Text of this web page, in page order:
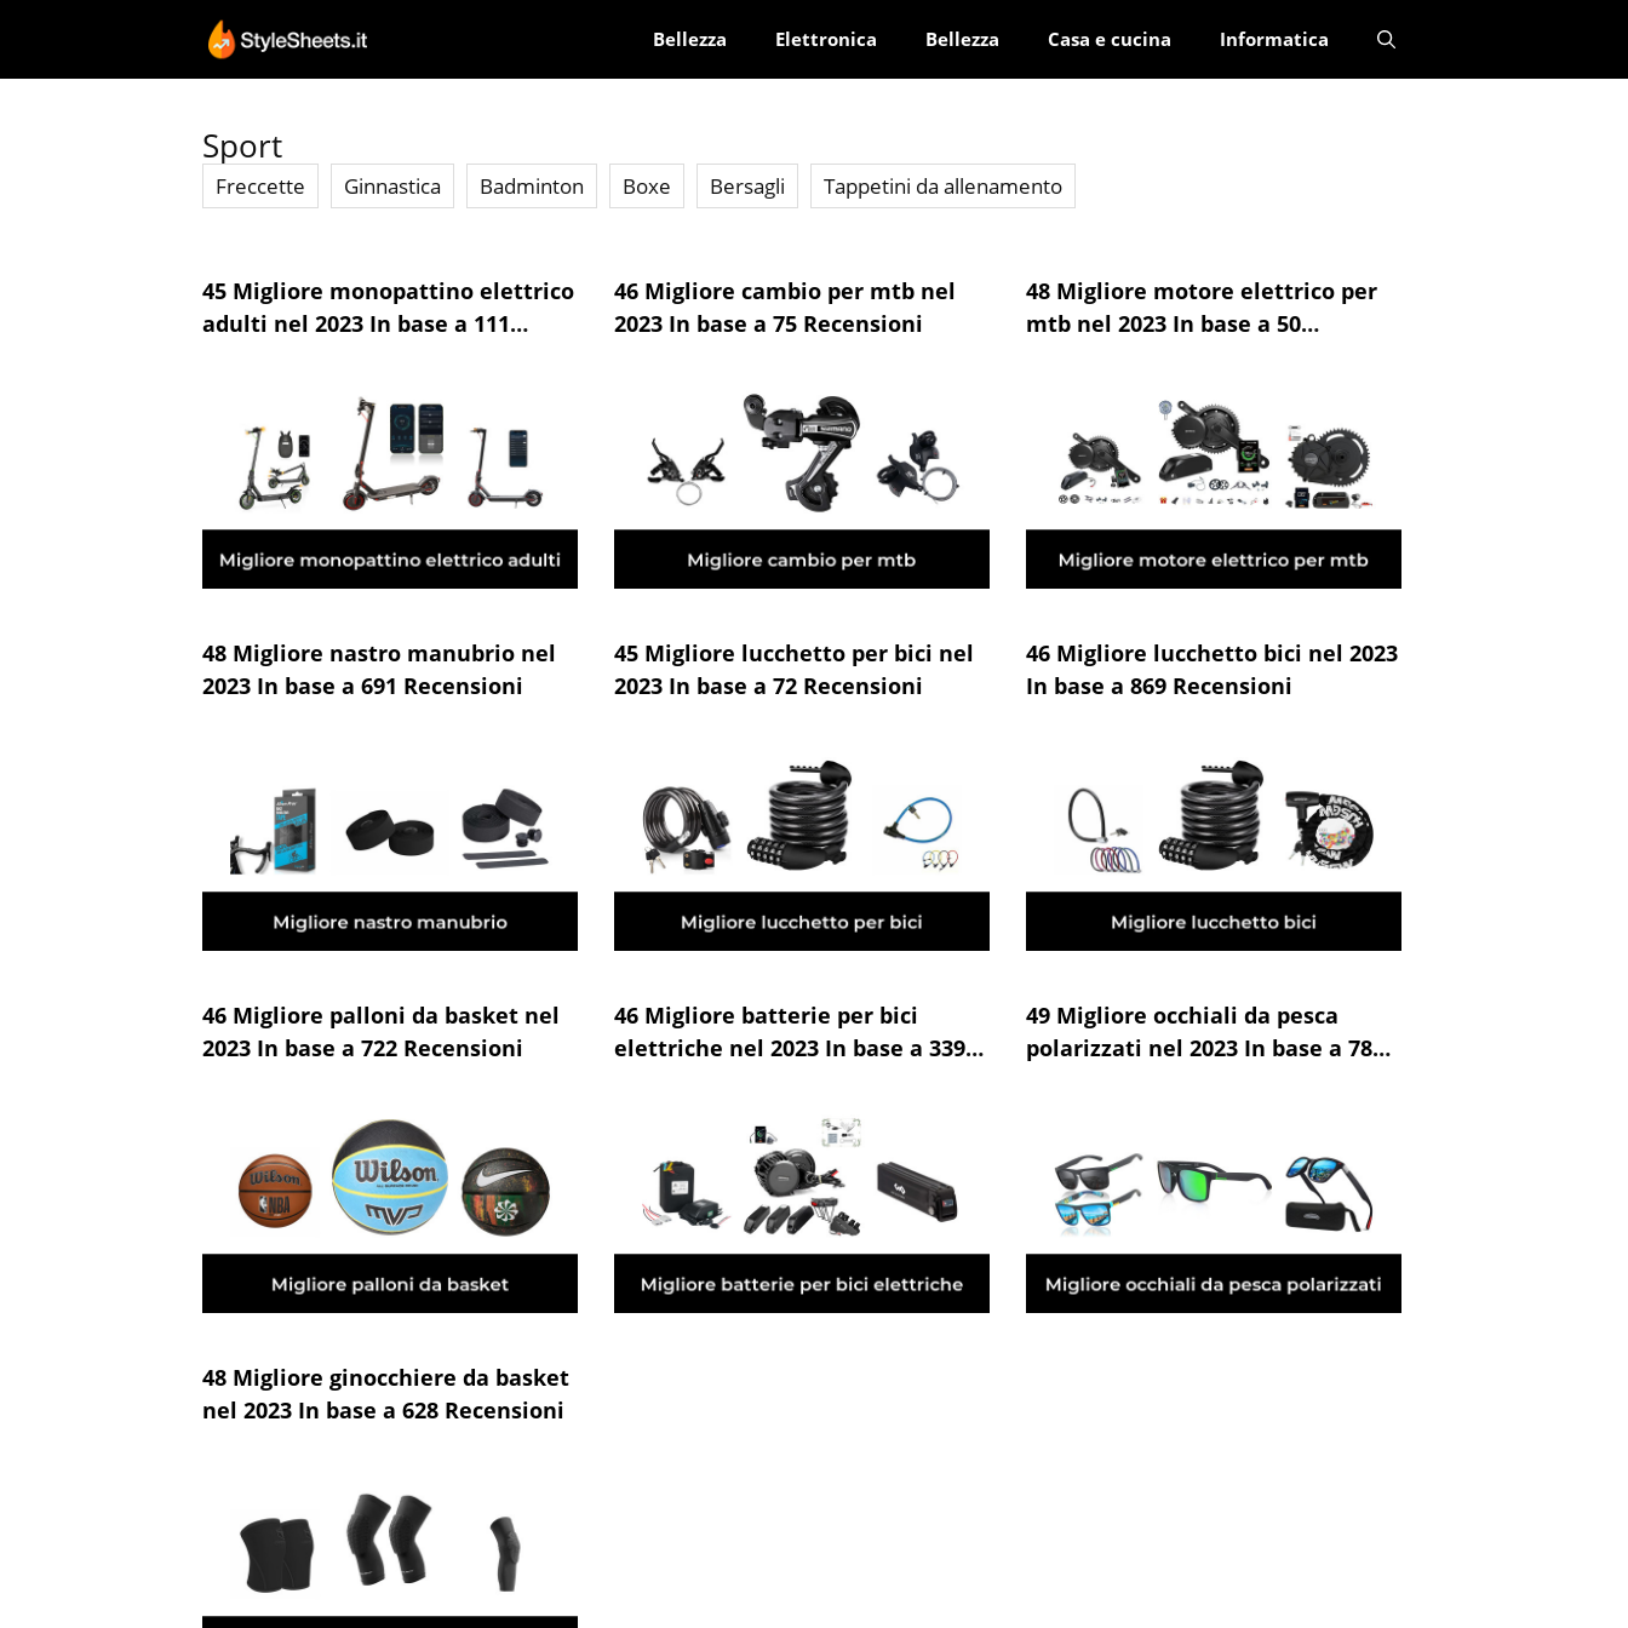
contenuto
Bellezza Elettronica Bellezza Casa e cucina Informatica
Sport
Freccette Ginnastica Badminton Boxe Bersagli Tappetini da allenamento
45 Migliore monopattino elettrico
adulti nel 2023 In base a 111
46 Migliore cambio per mtb nel
2023 In base a 75 Recensioni
48 Migliore motore elettrico per
mtb nel 2023 In base a 50
48 Migliore nastro manubrio nel
2023 In base a 691 Recensioni
45 Migliore lucchetto per bici nel
2023 In base a 72 Recensioni
46 Migliore lucchetto bici nel 2023
In base a 869 Recensioni
46 Migliore palloni da basket nel
2023 In base a 722 Recensioni
46 Migliore batterie per bici
elettriche nel 2023 In base a 339
49 Migliore occhiali da pesca
polarizzati nel 2023 In base a 789
48 Migliore ginocchiere da basket
nel 2023 In base a 628 Recensioni